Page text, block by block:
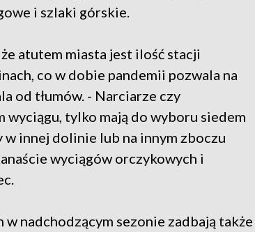
i szlaki górskie.
atutem miasta jest ilość stacji
co w dobie pandemii pozwala na
od tłumów. - Narciarze czy
wyciągu, tylko mają do wyboru siedem
innej dolinie lub na innym zboczu
wyciągów orczykowych i
nadchodzącym sezonie zadbają także